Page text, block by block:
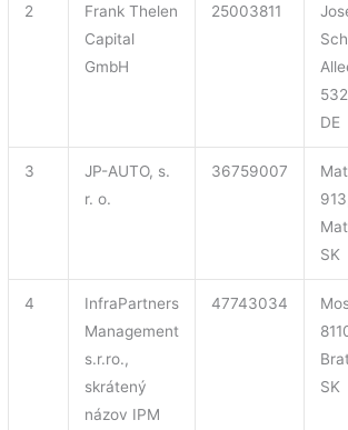
2
Frank Thelen
Capital
GmbH
25003811
DE
3
JP-AUTO, s.
r. o.
36759007
SK
4
InfraPartners
Management
s.r.ro.,
skrátený
názov IPM
47743034
SK